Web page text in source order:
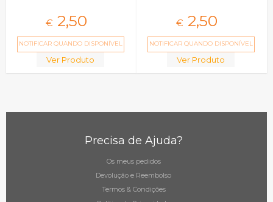
€ 2,50
NOTIFICAR QUANDO DISPONÍVEL
Ver Produto
€ 2,50
NOTIFICAR QUANDO DISPONÍVEL
Ver Produto
Precisa de Ajuda?
Os meus pedidos
Devolução e Reembolso
Termos & Condições